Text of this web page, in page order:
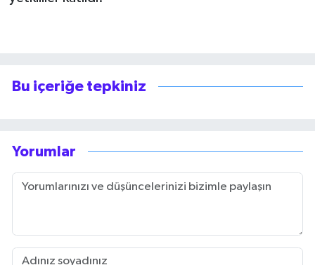
Bu içeriğe tepkiniz
Yorumlar